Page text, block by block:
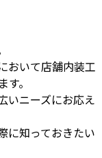
おいて店舗内装工
。
いニーズにお応え
に知っておきたい